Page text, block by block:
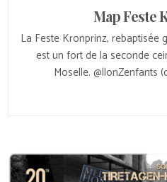
Map Feste
La Feste Kronprinz, rebaptisée
est un fort de la seconde
Moselle. @llonZenfants